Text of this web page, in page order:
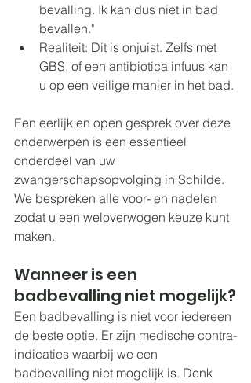
bevalling. Ik kan dus niet in bad
bevallen."
Realiteit: Dit is onjuist. Zelfs met
GBS, of een antibiotica infuus kan
u op een veilige manier in het bad.
Een eerlijk en open gesprek over deze
onderwerpen is een essentieel
onderdeel van uw
zwangerschapsopvolging in Schilde.
We bespreken alle voor- en nadelen
zodat u een weloverwogen keuze kunt
maken.
Wanneer is een
badbevalling niet mogelijk?
Een badbevalling is niet voor iedereen
de beste optie. Er zijn medische contra-
indicaties waarbij we een
badbevalling niet mogelijk is. Denk